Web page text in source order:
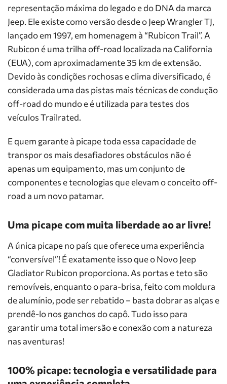
representação máxima do legado e do DNA da marca
Jeep. Ele existe como versão desde o Jeep Wrangler TJ,
lançado em 1997, em homenagem à “Rubicon Trail”. A
Rubicon é uma trilha off-road localizada na California
(EUA), com aproximadamente 35 km de extensão.
Devido às condições rochosas e clima diversificado, é
considerada uma das pistas mais técnicas de condução
off-road do mundo e é utilizada para testes dos
veículos Trailrated.
E quem garante à picape toda essa capacidade de
transpor os mais desafiadores obstáculos não é
apenas um equipamento, mas um conjunto de
componentes e tecnologias que elevam o conceito off-
road a um novo patamar.
Uma picape com muita liberdade ao ar livre!
A única picape no país que oferece uma experiência
“conversível”! É exatamente isso que o Novo Jeep
Gladiator Rubicon proporciona. As portas e teto são
removíveis, enquanto o para-brisa, feito com moldura
de alumínio, pode ser rebatido – basta dobrar as alças e
prendê-lo nos ganchos do capô. Tudo isso para
garantir uma total imersão e conexão com a natureza
nas aventuras!
100% picape: tecnologia e versatilidade para